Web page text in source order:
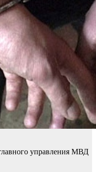
управления МВД